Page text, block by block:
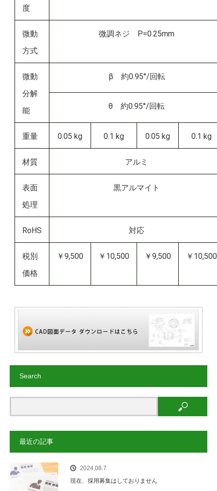
度
微動
方式
微調ネジ P=0.25mm
微動
分解
能
β 約0.95°/回転
θ 約0.95°/回転
重量 0.05 kg 0.1 kg 0.05 kg 0.1 kg
材質 アルミ
表面
処理
黒アルマイト
RoHS 対応
税別
価格
￥9,500 ￥10,500 ￥9,500 ￥10,500
Search
最近の記事
2024.08.7
現在、採用募集はしておりません